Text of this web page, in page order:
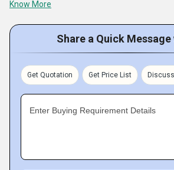
in Vadodara, Gujarat, India, we
customers with a premium range of
Our product portfolio includes
Power Tools, Cutting Machine,
Drill Machine, Car Washer, etc. Our
value-driven, high-quality
products because we prioritize
Know More
Share a Quick
Get Quotation Get Price List
Enter Buying Requirement Details